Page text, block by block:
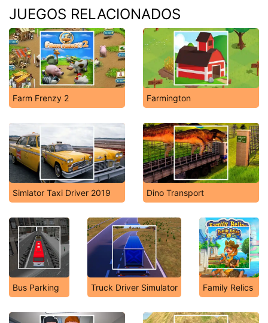
JUEGOS RELACIONADOS
Farm Frenzy 2 Farmington
Simlator Taxi Driver 2019 Dino Transport
Bus Parking Truck Driver Simulator Family Relics